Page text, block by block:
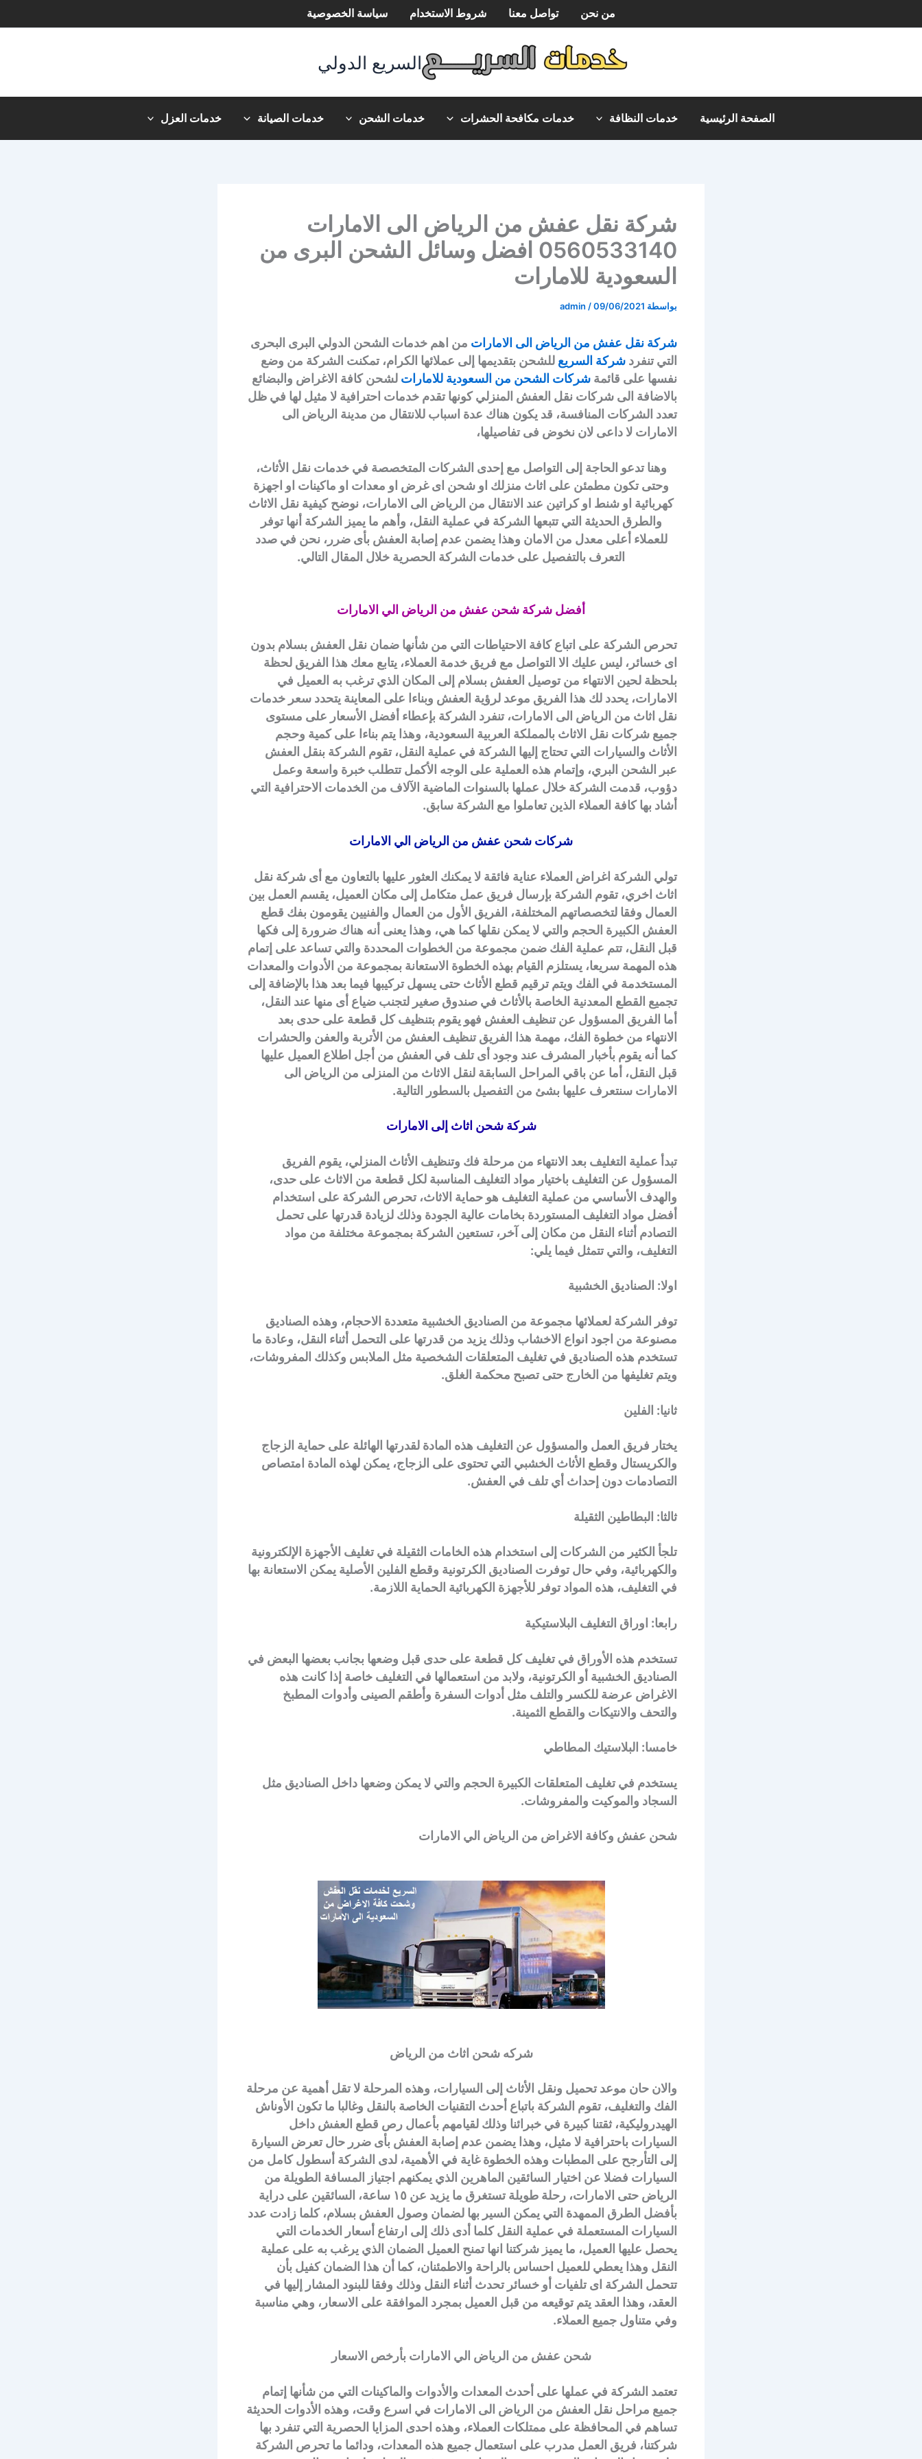
إلى
من نحن تواصل معنا شروط الاستخدام سياسة الخصوصية
السريع الدولي
الصفحة الرئيسية خدمات النظافة خدمات مكافحة الحشرات خدمات الشحن خدمات الصيانة خدمات العزل
شركة نقل عفش من الرياض الى الامارات
0560533140 افضل وسائل الشحن البرى من
السعودية للامارات
بواسطة admin /09/06/2021
شركة نقل عفش من الرياض الى الامارات من اهم خدمات الشحن الدولي البرى البحرى
التي تنفرد شركة السريع للشحن بتقديمها إلى عملائها الكرام، تمكنت الشركة من وضع
نفسها على قائمة شركات الشحن من السعودية للامارات لشحن كافة الاغراض والبضائع
بالاضافة الى شركات نقل العفش المنزلي كونها تقدم خدمات احترافية لا مثيل لها في ظل
تعدد الشركات المنافسة، قد يكون هناك عدة اسباب للانتقال من مدينة الرياض الى
الامارات لا داعى لان نخوض فى تفاصيلها،
وهنا تدعو الحاجة إلى التواصل مع إحدى الشركات المتخصصة في خدمات نقل الأثاث،
وحتى تكون مطمئن على اثاث منزلك او شحن اى غرض او معدات او ماكينات او اجهزة
كهربائية او شنط او كراتين عند الانتقال من الرياض الى الامارات، نوضح كيفية نقل الاثاث
والطرق الحديثة التي تتبعها الشركة في عملية النقل، وأهم ما يميز الشركة أنها توفر
للعملاء أعلى معدل من الامان وهذا يضمن عدم إصابة العفش بأى ضرر، نحن في صدد
التعرف بالتفصيل على خدمات الشركة الحصرية خلال المقال التالي.
أفضل شركة شحن عفش من الرياض الي الامارات
تحرص الشركة على اتباع كافة الاحتياطات التي من شأنها ضمان نقل العفش بسلام بدون
اى خسائر، ليس عليك الا التواصل مع فريق خدمة العملاء، يتابع معك هذا الفريق لحظة
بلحظة لحين الانتهاء من توصيل العفش بسلام إلى المكان الذي ترغب به العميل في
الامارات، يحدد لك هذا الفريق موعد لرؤية العفش وبناءا على المعاينة يتحدد سعر خدمات
نقل اثاث من الرياض الى الامارات، تنفرد الشركة بإعطاء أفضل الأسعار على مستوى
جميع شركات نقل الاثاث بالمملكة العربية السعودية، وهذا يتم بناءا على كمية وحجم
الأثاث والسيارات التي تحتاج إليها الشركة في عملية النقل، تقوم الشركة بنقل العفش
عبر الشحن البري، وإتمام هذه العملية على الوجه الأكمل تتطلب خبرة واسعة وعمل
دؤوب، قدمت الشركة خلال عملها بالسنوات الماضية الآلاف من الخدمات الاحترافية التي
أشاد بها كافة العملاء الذين تعاملوا مع الشركة سابق.
شركات شحن عفش من الرياض الي الامارات
تولي الشركة اغراض العملاء عناية فائقة لا يمكنك العثور عليها بالتعاون مع أى شركة نقل
اثاث اخري، تقوم الشركة بإرسال فريق عمل متكامل إلى مكان العميل، يقسم العمل بين
العمال وفقا لتخصصاتهم المختلفة، الفريق الأول من العمال والفنيين يقومون بفك قطع
العفش الكبيرة الحجم والتي لا يمكن نقلها كما هي، وهذا يعنى أنه هناك ضرورة إلى فكها
قبل النقل، تتم عملية الفك ضمن مجموعة من الخطوات المحددة والتي تساعد على إتمام
هذه المهمة سريعا، يستلزم القيام بهذه الخطوة الاستعانة بمجموعة من الأدوات والمعدات
المستخدمة في الفك ويتم ترقيم قطع الأثاث حتى يسهل تركيبها فيما بعد هذا بالإضافة إلى
تجميع القطع المعدنية الخاصة بالأثاث في صندوق صغير لتجنب ضياع أى منها عند النقل،
أما الفريق المسؤول عن تنظيف العفش فهو يقوم بتنظيف كل قطعة على حدى بعد
الانتهاء من خطوة الفك، مهمة هذا الفريق تنظيف العفش من الأتربة والعفن والحشرات
كما أنه يقوم بأخبار المشرف عند وجود أى تلف في العفش من أجل اطلاع العميل عليها
قبل النقل، أما عن باقي المراحل السابقة لنقل الاثاث من المنزلى من الرياض الى
الامارات سنتعرف عليها بشئ من التفصيل بالسطور التالية.
شركة شحن اثاث إلى الامارات
تبدأ عملية التغليف بعد الانتهاء من مرحلة فك وتنظيف الأثاث المنزلي، يقوم الفريق
المسؤول عن التغليف باختيار مواد التغليف المناسبة لكل قطعة من الاثاث على حدى،
والهدف الأساسي من عملية التغليف هو حماية الاثاث، تحرص الشركة على استخدام
أفضل مواد التغليف المستوردة بخامات عالية الجودة وذلك لزيادة قدرتها على تحمل
التصادم أثناء النقل من مكان إلى آخر، تستعين الشركة بمجموعة مختلفة من مواد
التغليف، والتي تتمثل فيما يلي:
اولا: الصناديق الخشبية
توفر الشركة لعملائها مجموعة من الصناديق الخشبية متعددة الاحجام، وهذه الصناديق
مصنوعة من اجود انواع الاخشاب وذلك يزيد من قدرتها على التحمل أثناء النقل، وعادة ما
تستخدم هذه الصناديق في تغليف المتعلقات الشخصية مثل الملابس وكذلك المفروشات،
ويتم تغليفها من الخارج حتى تصبح محكمة الغلق.
ثانيا: الفلين
يختار فريق العمل والمسؤول عن التغليف هذه المادة لقدرتها الهائلة على حماية الزجاج
والكريستال وقطع الأثاث الخشبي التي تحتوى على الزجاج، يمكن لهذه المادة امتصاص
التصادمات دون إحداث أي تلف في العفش.
ثالثا: البطاطين الثقيلة
تلجأ الكثير من الشركات إلى استخدام هذه الخامات الثقيلة في تغليف الأجهزة الإلكترونية
والكهربائية، وفي حال توفرت الصناديق الكرتونية وقطع الفلين الأصلية يمكن الاستعانة بها
في التغليف، هذه المواد توفر للأجهزة الكهربائية الحماية اللازمة.
رابعا: اوراق التغليف البلاستيكية
تستخدم هذه الأوراق في تغليف كل قطعة على حدى قبل وضعها بجانب بعضها البعض في
الصناديق الخشبية أو الكرتونية، ولابد من استعمالها في التغليف خاصة إذا كانت هذه
الاغراض عرضة للكسر والتلف مثل أدوات السفرة وأطقم الصينى وأدوات المطبخ
والتحف والانتيكات والقطع الثمينة.
خامسا: البلاستيك المطاطي
يستخدم في تغليف المتعلقات الكبيرة الحجم والتي لا يمكن وضعها داخل الصناديق مثل
السجاد والموكيت والمفروشات.
شحن عفش وكافة الاغراض من الرياض الي الامارات
شركه شحن اثاث من الرياض
والان حان موعد تحميل ونقل الأثاث إلى السيارات، وهذه المرحلة لا تقل أهمية عن مرحلة
الفك والتغليف، تقوم الشركة باتباع أحدث التقنيات الخاصة بالنقل وغالبا ما تكون الأوناش
الهيدروليكية، ثقتنا كبيرة في خبرائنا وذلك لقيامهم بأعمال رص قطع العفش داخل
السيارات باحترافية لا مثيل، وهذا يضمن عدم إصابة العفش بأى ضرر حال تعرض السيارة
إلى التأرجح على المطبات وهذه الخطوة غاية في الأهمية، لدى الشركة أسطول كامل من
السيارات فضلا عن اختيار السائقين الماهرين الذي يمكنهم اجتياز المسافة الطويلة من
الرياض حتى الامارات، رحلة طويلة تستغرق ما يزيد عن ١٥ ساعة، السائقين على دراية
بأفضل الطرق الممهدة التي يمكن السير بها لضمان وصول العفش بسلام، كلما زادت عدد
السيارات المستعملة في عملية النقل كلما أدى ذلك إلى ارتفاع أسعار الخدمات التي
يحصل عليها العميل، ما يميز شركتنا انها تمنح العميل الضمان الذي يرغب به على عملية
النقل وهذا يعطي للعميل احساس بالراحة والاطمئنان، كما أن هذا الضمان كفيل بأن
تتحمل الشركة اى تلفيات أو خسائر تحدث أثناء النقل وذلك وفقا للبنود المشار إليها في
العقد، وهذا العقد يتم توقيعه من قبل العميل بمجرد الموافقة على الاسعار، وهي مناسبة
وفي متناول جميع العملاء.
شحن عفش من الرياض الي الامارات بأرخص الاسعار
تعتمد الشركة في عملها على أحدث المعدات والأدوات والماكينات التي من شأنها إتمام
جميع مراحل نقل العفش من الرياض الى الامارات في اسرع وقت، وهذه الأدوات الحديثة
تساهم في المحافظة على ممتلكات العملاء، وهذه احدى المزايا الحصرية التي تنفرد بها
شركتنا، فريق العمل مدرب على استعمال جميع هذه المعدات، ودائما ما تحرص الشركة